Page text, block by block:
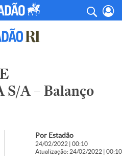
S/A – Balanço
Por Estadão
24/02/2022 | 00:10
Atualização: 24/02/2022 | 00:10